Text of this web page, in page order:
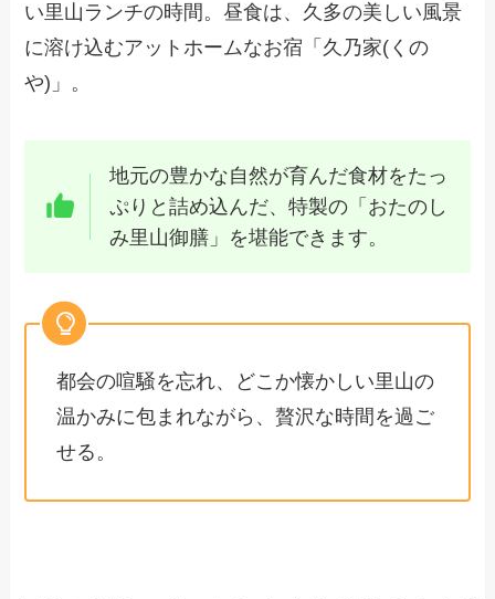
い里山ランチの時間。昼食は、久多の美しい風景
に溶け込むアットホームなお宿「久乃家(くの
や)」。
地元の豊かな自然が育んだ食材をたっ
ぷりと詰め込んだ、特製の「おたのし
み里山御膳」を堪能できます。
都会の喧騒を忘れ、どこか懐かしい里山の
温かみに包まれながら、贅沢な時間を過ご
せる。